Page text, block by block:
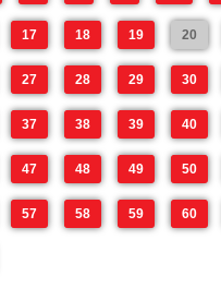
17 18 19 20
27 28 29 30
37 38 39 40
47 48 49 50
57 58 59 60